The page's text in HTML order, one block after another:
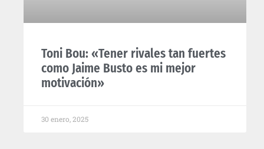
Toni Bou: «Tener rivales tan fuertes
como Jaime Busto es mi mejor
motivación»
30 enero, 2025